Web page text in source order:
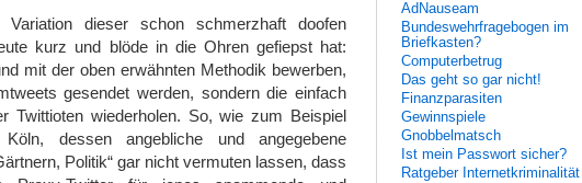
dieser schon schmerzhaft doofen
kurz und blöde in die Ohren gefiepst hat:
mit der oben erwähnten Methodik bewerben,
gesendet werden, sondern die einfach
Twittioten wiederholen. So, wie zum Beispiel
dessen angebliche und angegebene
Politik“ gar nicht vermuten lassen, dass
AdNauseam
Bundeswehrfragebogen im
Briefkasten?
Computerbetrug
Das geht so gar nicht!
Finanzparasiten
Gewinnspiele
Gnobbelmatsch
Ist mein Passwort sicher?
Ratgeber Internetkriminalität